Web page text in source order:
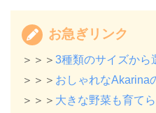
お急ぎリンク
＞＞＞ 3種類のサイズから
＞＞＞ おしゃれなAkarina
＞＞＞ 大きな野菜も育て